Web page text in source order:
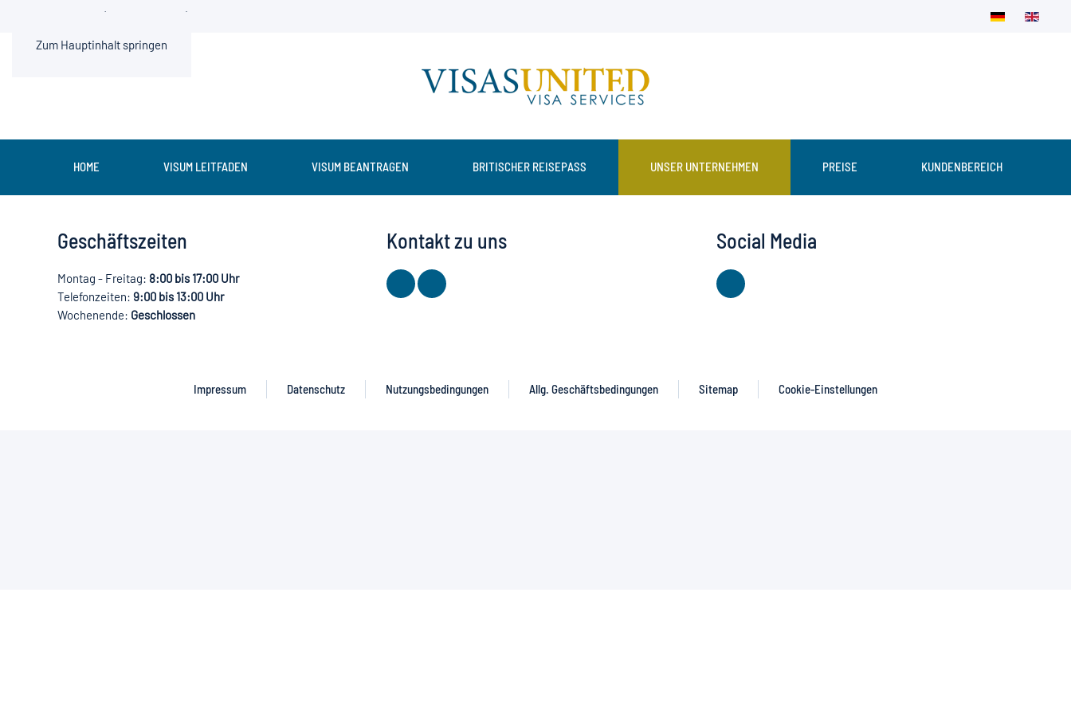
Zum Hauptinhalt springen
0211 936500-0 (Mo.-Fr. 9-13 Uhr)
HOME VISUM LEITFADEN VISUM BEANTRAGEN BRITISCHER REISEPASS UNSER UNTERNEHMEN PREISE KUNDENBEREICH
Geschäftszeiten
Montag - Freitag: 8:00 bis 17:00 Uhr
Telefonzeiten: 9:00 bis 13:00 Uhr
Wochenende: Geschlossen
Kontakt zu uns Social Media
Impressum Datenschutz Nutzungsbedingungen Allg. Geschäftsbedingungen Sitemap Cookie-Einstellungen